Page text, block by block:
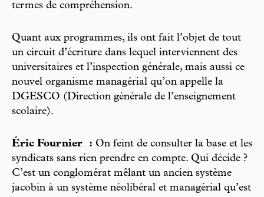
termes de compréhension.
Quant aux programmes, ils ont fait l’objet de tout
un circuit d’écriture dans lequel interviennent des
universitaires et l’inspection générale, mais aussi ce
nouvel organisme managérial qu’on appelle la
DGESCO (Direction générale de l’enseignement
scolaire).
Éric Fournier : On feint de consulter la base et les
syndicats sans rien prendre en compte. Qui décide ?
C’est un conglomérat mêlant un ancien système
jacobin à un système néolibéral et managérial qu’est